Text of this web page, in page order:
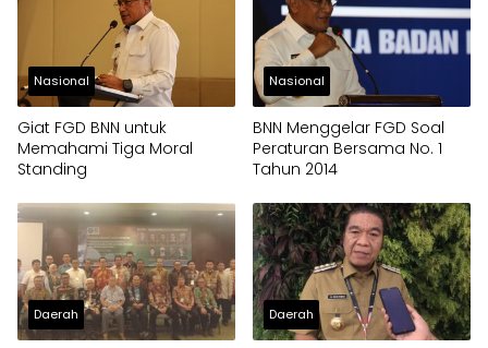
Nasional
Giat FGD BNN untuk
Memahami Tiga Moral
Standing
Nasional
BNN Menggelar FGD Soal
Peraturan Bersama No. 1
Tahun 2014
Daerah Daerah